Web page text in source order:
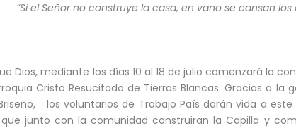
“Si el Señor no construye la casa, en vano se cansan los
Dios, mediante los días 10 al 18 de julio comenzará la
Cristo Resucitado de Tierras Blancas. Gracias a la
los voluntarios de Trabajo País darán vida a este
junto con la comunidad construiran la Capilla y